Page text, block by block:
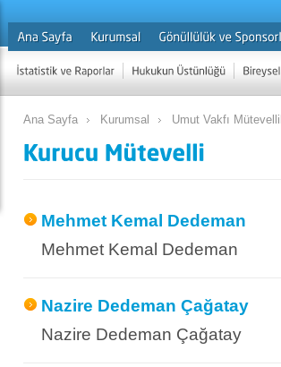
Ana Sayfa Kurumsal Umut Vakfı
Mehmet Kemal Dedeman
Mehmet Kemal Dedeman
Nazire Dedeman Çağatay
Nazire Dedeman Çağatay